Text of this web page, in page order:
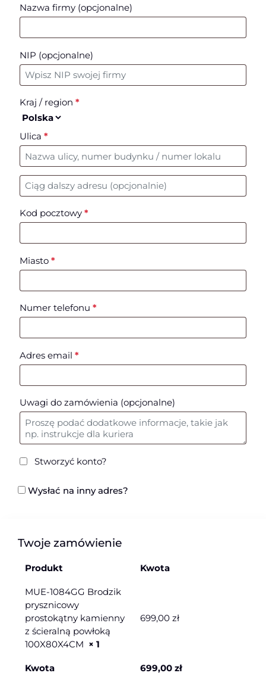
Nazwa firmy (opcjonalne)
NIP (opcjonalne)
Kraj / region *
Ulica *
Nr mieszkania, lokalu, itp. (opcjonalne)
Kod pocztowy *
Miasto *
Numer telefonu *
Adres email *
Uwagi do zamówienia (opcjonalne)
Stworzyć konto?
Wysłać na inny adres?
Twoje zamówienie
Produkt Kwota
MUE-1084GG Brodzik
prysznicowy
prostokątny kamienny
z ścieralną powłoką
100X80X4CM × 1
699,00 zł
Kwota 699,00 zł